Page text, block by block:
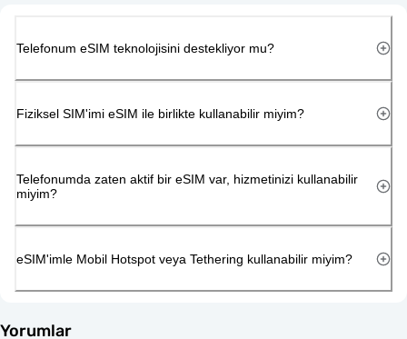
Telefonum eSIM teknolojisini destekliyor mu?
Fiziksel SIM'imi eSIM ile birlikte kullanabilir miyim?
Telefonumda zaten aktif bir eSIM var, hizmetinizi kullanabilir
miyim?
eSIM'imle Mobil Hotspot veya Tethering kullanabilir miyim?
Yorumlar